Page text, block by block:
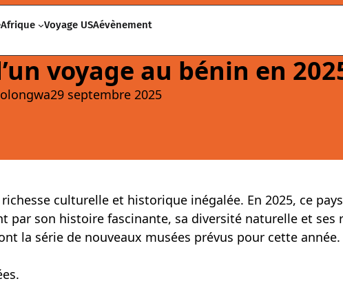
Afrique Voyage USAévènement
voyage au bénin en
29 septembre 2025
culturelle et historique inégalée. En 2025, ce
son histoire fascinante, sa diversité naturelle et ses
la série de nouveaux musées prévus pour cette année.